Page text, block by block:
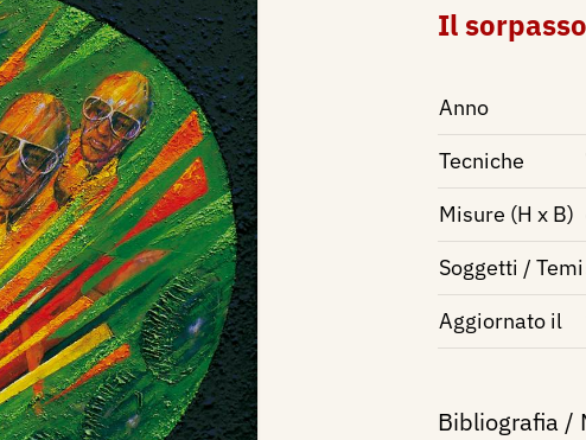
Il
Anno
Tecniche
Misure (H x B)
Soggetti / Temi
Aggiornato il
Bibliografia /